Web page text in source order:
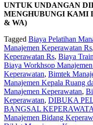
UNTUK UNDANGAN
MENGHUBUNGI KAMI
& WA)
Tagged Biaya Pelatihan
Manajemen Keperawatan Rs,
Keperawatan Rs, Biaya
Biaya Workhsop
Keperawatan, Bimtek
Manajemen Kepala Ruang
Manajemen Keperawatan,
Keperawatan, DIBUKA
BANGSAL
Manajemen Bidang